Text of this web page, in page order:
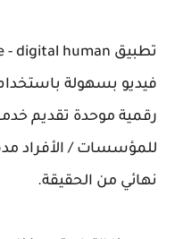
فيديو بسهولة
رقمية موحدة تقديم
للمؤسسات / الأفراد
نهائي من الحقيقة.